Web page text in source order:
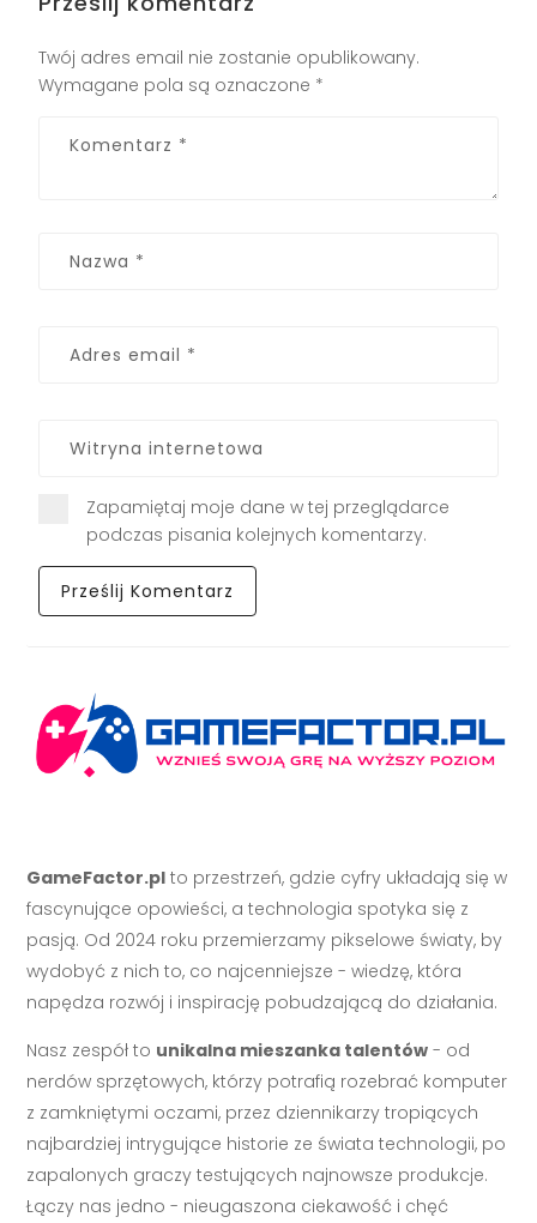
Twój adres email nie zostanie opublikowany.
Wymagane pola są oznaczone *
Zapamiętaj moje dane w tej przeglądarce
podczas pisania kolejnych komentarzy.
GameFactor.pl to przestrzeń, gdzie cyfry układają się w
fascynujące opowieści, a technologia spotyka się z
pasją. Od 2024 roku przemierzamy pikselowe światy, by
wydobyć z nich to, co najcenniejsze - wiedzę, która
napędza rozwój i inspirację pobudzającą do działania.
Nasz zespół to unikalna mieszanka talentów - od
nerdów sprzętowych, którzy potrafią rozebrać komputer
z zamkniętymi oczami, przez dziennikarzy tropiących
najbardziej intrygujące historie ze świata technologii, po
zapalonych graczy testujących najnowsze produkcje.
Łączy nas jedno - nieugaszona ciekawość i chęć